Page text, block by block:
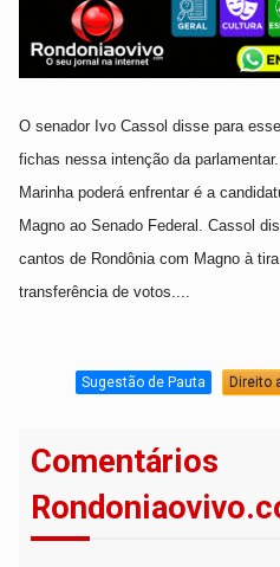
O senador Ivo Cassol disse para
fichas nessa intenção da
Marinha poderá enfrentar é a
Magno ao Senado Federal. Cassol
cantos de Rondônia com Magno à
transferência de votos....
Sugestão de Pauta Direito
Comentários